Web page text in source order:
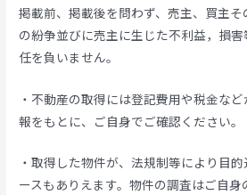
掲載前、掲載後を問わず、売主、買主
の紛争並びに売主に生じた不利益，損
任を負いません。
・不動産の取得には登記費用や税金な
報をもとに、ご自身でご確認ください。
・取得した物件が、法規制等により目
ースもありえます。物件の調査はご自身